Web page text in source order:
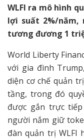
WLFI ra mô hình
lợi suất 2%/
tương đương 1
World Liberty
với gia đình
diện cơ chế quản
tầng, trong đó
được gắn trực
người nắm giữ
đàn quản trị WLFI